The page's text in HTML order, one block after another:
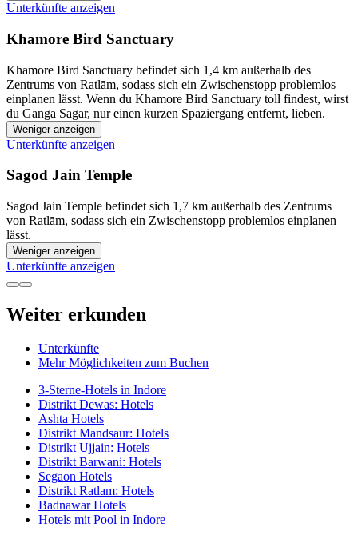
Unterkünfte anzeigen
Khamore Bird Sanctuary
Khamore Bird Sanctuary befindet sich 1,4 km außerhalb des
Zentrums von Ratlām, sodass sich ein Zwischenstopp problemlos
einplanen lässt. Wenn du Khamore Bird Sanctuary toll findest, wirst
du Ganga Sagar, nur einen kurzen Spaziergang entfernt, lieben.
Weniger anzeigen
Unterkünfte anzeigen
Sagod Jain Temple
Sagod Jain Temple befindet sich 1,7 km außerhalb des Zentrums
von Ratlām, sodass sich ein Zwischenstopp problemlos einplanen
lässt.
Weniger anzeigen
Unterkünfte anzeigen
Weiter erkunden
Unterkünfte
Mehr Möglichkeiten zum Buchen
3-Sterne-Hotels in Indore
Distrikt Dewas: Hotels
Ashta Hotels
Distrikt Mandsaur: Hotels
Distrikt Ujjain: Hotels
Distrikt Barwani: Hotels
Segaon Hotels
Distrikt Ratlam: Hotels
Badnawar Hotels
Hotels mit Pool in Indore